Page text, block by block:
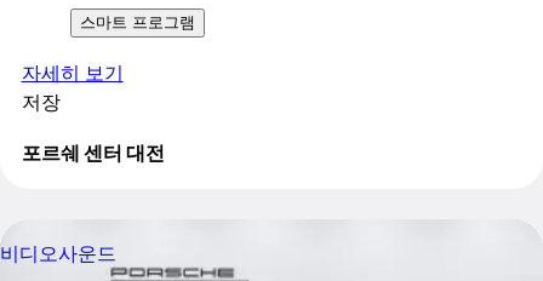
스마트 프로그램
자세히 보기
저장
포르쉐 센터 대전
비디오사운드